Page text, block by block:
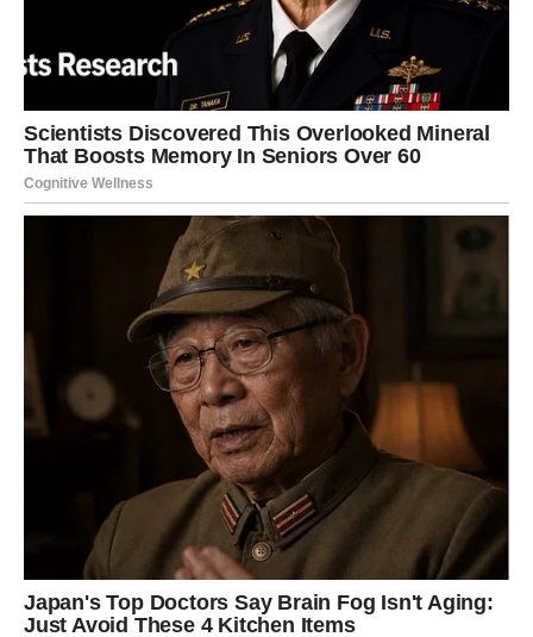
LAV – Vaš trenutak dolazi:
priznanje, uspeh i samopouzdanje
Lavovi ulaze u period u kojem se
vidi i priznaje. Ako ste imali osećaj da ste bili potcenjeni,
ignorisani ili da se vaš trud ne primećuje, sada dolazi
Fantastične vesti za Lava dolaze kroz uspeh. To može biti
poslovna prilika, napredovanje, priznanje ili situacija u
kojoj drugi konačno shvataju vašu vrednost. Vi ne tražite
samo materijalnu nagradu – vi tražite poštovanje. I upravo
Na emotivnom planu, Lav se oslobađa sumnji. Ako ste se
pitali da li ste dovoljno dobri, dovoljno voljeni ili dovoljno
važni, odgovor univerzuma je jasan:da. Ljubav dobija
novu dinamiku, a strasti se bude.